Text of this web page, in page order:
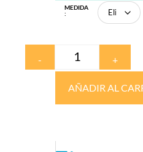
MEDIDA
:
- +
AÑADIR AL